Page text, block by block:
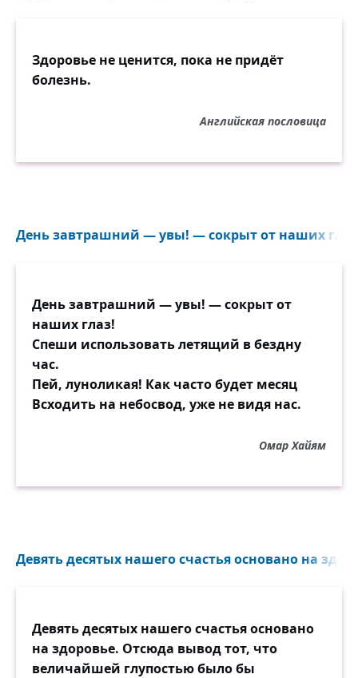
Здоровье не ценится, пока не придёт
болезнь.
Английская пословица
День завтрашний — увы! — сокрыт от наших
День завтрашний — увы! — сокрыт от
наших глаз!
Спеши использовать летящий в бездну
час.
Пей, луноликая! Как часто будет месяц
Всходить на небосвод, уже не видя нас.
Омар Хайям
Девять десятых нашего счастья основано на
Девять десятых нашего счастья основано
на здоровье. Отсюда вывод тот, что
величайшей глупостью было бы